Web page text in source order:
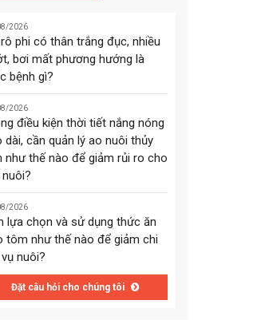
2026
phi có thân trắng đục, nhiều
bơi mất phương hướng là
bệnh gì?
2026
điều kiện thời tiết nắng nóng
dài, cần quản lý ao nuôi thủy
như thế nào để giảm rủi ro cho
2026
lựa chọn và sử dụng thức ăn
tôm như thế nào để giảm chi
nuôi?
Đặt câu hỏi cho chúng tôi